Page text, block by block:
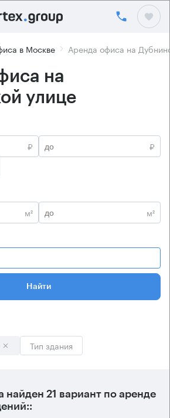
в Москве Аренда офиса на
на
улице
₽
₽
м²
м²
Найти
Тип здания
найден 21 вариант по аренде